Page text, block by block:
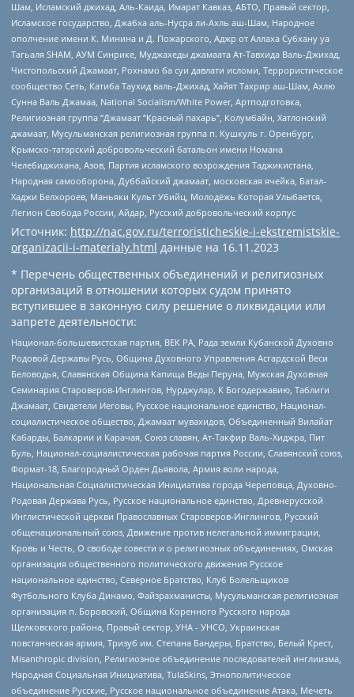
Шам, Исламский джихад, Аль-Каида, Имарат Кавказ, АБТО, Правый сектор,
Исламское государство, Джабха аль-Нусра ли-Ахль аш-Шам, Народное
ополчение имени К. Минина и Д. Пожарского, Аджр от Аллаха Субхану уа
Тагьаля SHAM, АУМ Синрике, Муджахеды джамаата Ат-Тавхида Валь-Джихад,
Чистопольский Джамаат, Рохнамо ба суи давлати исломи, Террористическое
сообщество Сеть, Катиба Таухид валь-Джихад, Хайят Тахрир аш-Шам, Ахлю
Сунна Валь Джамаа, National Socialism/White Power, Артподготовка,
Религиозная группа “Джамаат “Красный пахарь”, Колумбайн, Хатлонский
джамаат, Мусульманская религиозная группа п. Кушкуль г. Оренбург,
Крымско-татарский добровольческий батальон имени Номана
Челебиджихана, Азов, Партия исламского возрождения Таджикистана,
Народная самооборона, Дуббайский джамаат, московская ячейка, Батал-
Хаджи Белхороев, Маньяки Культ Убийц, Молодёжь Которая Улыбается,
Легион Свобода России, Айдар, Русский добровольческий корпус
Источник: http://nac.gov.ru/terroristicheskie-i-ekstremistskie-
organizacii-i-materialy.html данные на 16.11.2023
* Перечень общественных объединений и религиозных
организаций в отношении которых судом принято
вступившее в законную силу решение о ликвидации или
запрете деятельности:
Национал-большевистская партия, ВЕК РА, Рада земли Кубанской Духовно
Родовой Державы Русь, Община Духовного Управления Асгардской Веси
Беловодья, Славянская Община Капища Веды Перуна, Мужская Духовная
Семинария Староверов-Инглингов, Нурджулар, К Богодержавию, Таблиги
Джамаат, Свидетели Иеговы, Русское национальное единство, Национал-
социалистическое общество, Джамаат мувахидов, Объединенный Вилайат
Кабарды, Балкарии и Карачая, Союз славян, Ат-Такфир Валь-Хиджра, Пит
Буль, Национал-социалистическая рабочая партия России, Славянский союз,
Формат-18, Благородный Орден Дьявола, Армия воли народа,
Национальная Социалистическая Инициатива города Череповца, Духовно-
Родовая Держава Русь, Русское национальное единство, Древнерусской
Инглистической церкви Православных Староверов-Инглингов, Русский
общенациональный союз, Движение против нелегальной иммиграции,
Кровь и Честь, О свободе совести и о религиозных объединениях, Омская
организация общественного политического движения Русское
национальное единство, Северное Братство, Клуб Болельщиков
Футбольного Клуба Динамо, Файзрахманисты, Мусульманская религиозная
организация п. Боровский, Община Коренного Русского народа
Щелковского района, Правый сектор, УНА - УНСО, Украинская
повстанческая армия, Тризуб им. Степана Бандеры, Братство, Белый Крест,
Misanthropic division, Религиозное объединение последователей инглиизма,
Народная Социальная Инициатива, TulaSkins, Этнополитическое
объединение Русские, Русское национальное объединение Атака, Мечеть